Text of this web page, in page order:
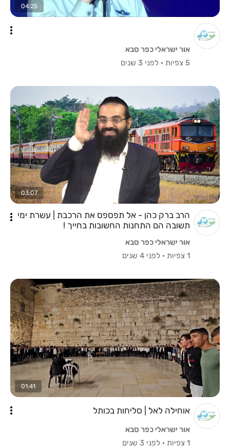
04:25
אור ישראלי כפר סבא
5 צפיות
· לפני 3 שנים
03:07
הרב ברק כהן - אל תפספס את הרכבת | עשרת ימי
תשובה הם התחנות החשובות בחייך !
אור ישראלי כפר סבא
1 צפיות
· לפני 4 שנים
01:41
אוחילה לאל | סליחות בכותל
אור ישראלי כפר סבא
1 צפיות
· לפני 3 שנים